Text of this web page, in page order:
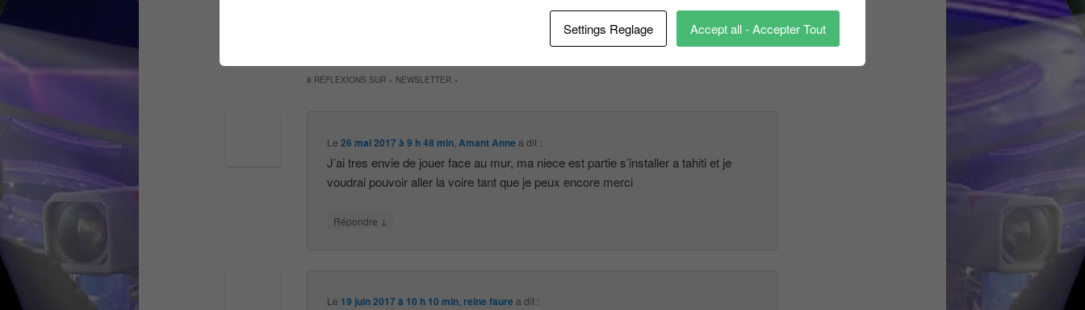
8 RÉFLEXIONS SUR « NEWSLETTER»
Le26 mai 2017 à 9 h 48 min Amant Anne a dit :
J’ai tres envie de jouer face au mur, ma niece est partie s’installer a tahiti et je
voudrai pouvoir aller la voire tant que je peux encore merci
Répondre ↓
Le 19 juin 2017 à 10 h 10 min reine faure a dit :
Settings Reglage Accept all - Accepter Tout